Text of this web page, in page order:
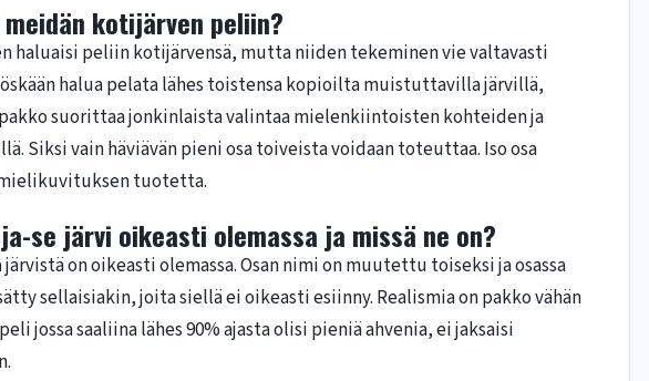
kotijärven peliin?
haluaisi peliin kotijärvensä, mutta niiden tekeminen vie valtavasti
halua pelata lähes toistensa kopioilta muistuttavilla järvillä,
suorittaa jonkinlaista valintaa mielenkiintoisten kohteiden ja
Siksi vain häviävän pieni osa toiveista voidaan toteuttaa. Iso osa
tuotetta.
se järvi oikeasti olemassa ja missä ne on?
järvistä on oikeasti olemassa. Osan nimi on muutettu toiseksi ja osassa
sellaisiakin, joita siellä ei oikeasti esiinny. Realismia on pakko vähän
jossa saaliina lähes 90% ajasta olisi pieniä ahvenia, ei jaksaisi